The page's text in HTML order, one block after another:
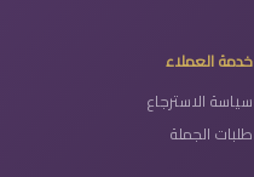
خدمة العملاء
سياسة الاسترجاع
طلبات الجملة